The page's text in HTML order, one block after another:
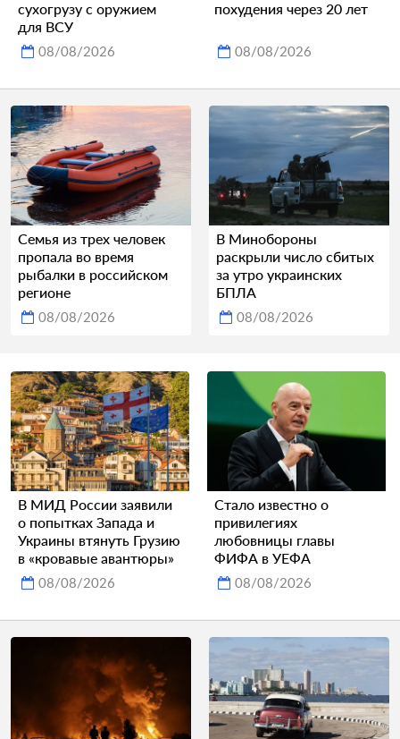
сухогрузу с оружием
для ВСУ
08/08/2026
похудения через 20 лет
08/08/2026
Семья из трех человек
пропала во время
рыбалки в российском
регионе
08/08/2026
В Минобороны
раскрыли число сбитых
за утро украинских
БПЛА
08/08/2026
В МИД России заявили
о попытках Запада и
Украины втянуть Грузию
в «кровавые авантюры»
08/08/2026
Стало известно о
привилегиях
любовницы главы
ФИФА в УЕФА
08/08/2026